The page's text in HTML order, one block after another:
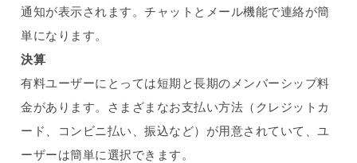
通知が表示されます。チャットとメール機能で連絡が簡
単になります。
決算
有料ユーザーにとっては短期と長期のメンバーシップ料
金があります。さまざまなお支払い方法（クレジットカ
ード、コンビニ払い、振込など）が用意されていて、ユ
ーザーは簡単に選択できます。